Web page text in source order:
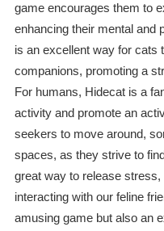
game encourages them to
enhancing their mental and
is an excellent way for cats
companions, promoting a
For humans, Hidecat is a
activity and promote an
seekers to move around,
spaces, as they strive to
great way to release
interacting with our feline
amusing game but also an